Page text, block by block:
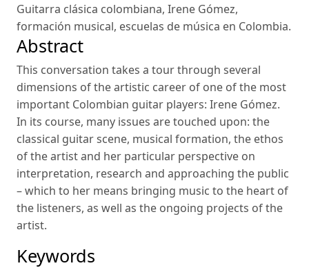
Guitarra clásica colombiana, Irene Gómez,
formación musical, escuelas de música en Colombia.
Abstract
This conversation takes a tour through several
dimensions of the artistic career of one of the most
important Colombian guitar players: Irene Gómez.
In its course, many issues are touched upon: the
classical guitar scene, musical formation, the ethos
of the artist and her particular perspective on
interpretation, research and approaching the public
– which to her means bringing music to the heart of
the listeners, as well as the ongoing projects of the
artist.
Keywords